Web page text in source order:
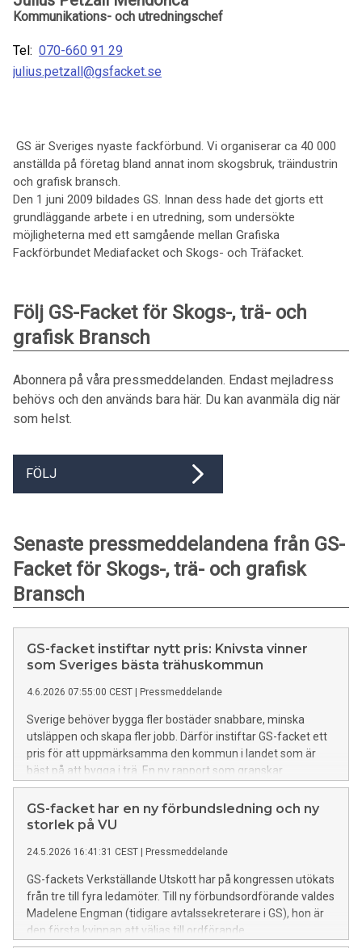
Kommunikations- och utredningschef
Tel: 070-660 91 29
julius.petzall@gsfacket.se
GS är Sveriges nyaste fackförbund. Vi organiserar ca 40 000
anställda på företag bland annat inom skogsbruk, träindustrin
och grafisk bransch.
Den 1 juni 2009 bildades GS. Innan dess hade det gjorts ett
grundläggande arbete i en utredning, som undersökte
möjligheterna med ett samgående mellan Grafiska
Fackförbundet Mediafacket och Skogs- och Träfacket.
Följ GS-Facket för Skogs-, trä- och
grafisk Bransch
Abonnera på våra pressmeddelanden. Endast mejladress
behövs och den används bara här. Du kan avanmäla dig när
som helst.
FÖLJ
Senaste pressmeddelandena från GS-
Facket för Skogs-, trä- och grafisk
Bransch
GS-facket instiftar nytt pris: Knivsta vinner
som Sveriges bästa trähuskommun
4.6.2026 07:55:00 CEST Pressmeddelande
Sverige behöver bygga fler bostäder snabbare, minska
utsläppen och skapa fler jobb. Därför instiftar GS-facket ett
pris för att uppmärksamma den kommun i landet som är
bäst på att bygga i trä. En ny rapport som granskar
träbyggandet i alla kommuner visar att Knivsta är bäst.
Samtidigt har många kommuner inte byggt en enda
lägenhet i trä.
GS-facket har en ny förbundsledning och ny
storlek på VU
24.5.2026 16:41:31 CEST Pressmeddelande
GS-fackets Verkställande Utskott har på kongressen utökats
från tre till fyra ledamöter. Till ny förbundsordförande valdes
Madelene Engman (tidigare avtalssekreterare i GS), hon är
den första kvinnan att väljas till ordförande.